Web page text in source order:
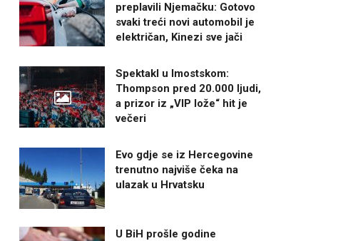
preplavili Njemačku: Gotovo
svaki treći novi automobil je
električan, Kinezi sve jači
Spektakl u Imostskom:
Thompson pred 20.000 ljudi,
a prizor iz „VIP lože“ hit je
večeri
Evo gdje se iz Hercegovine
trenutno najviše čeka na
ulazak u Hrvatsku
U BiH prošle godine